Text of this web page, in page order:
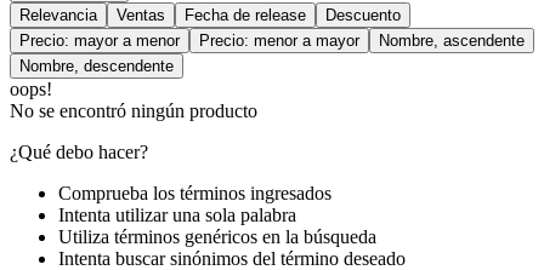
Relevancia
Ventas Fecha de release
Descuento
Precio: mayor a menor
Precio: menor a mayor
Nombre, ascendente
Nombre, descendente
oops!
No se encontró ningún producto
¿Qué debo hacer?
Comprueba los términos ingresados
Intenta utilizar una sola palabra
Utiliza términos genéricos en la búsqueda
Intenta buscar sinónimos del término deseado